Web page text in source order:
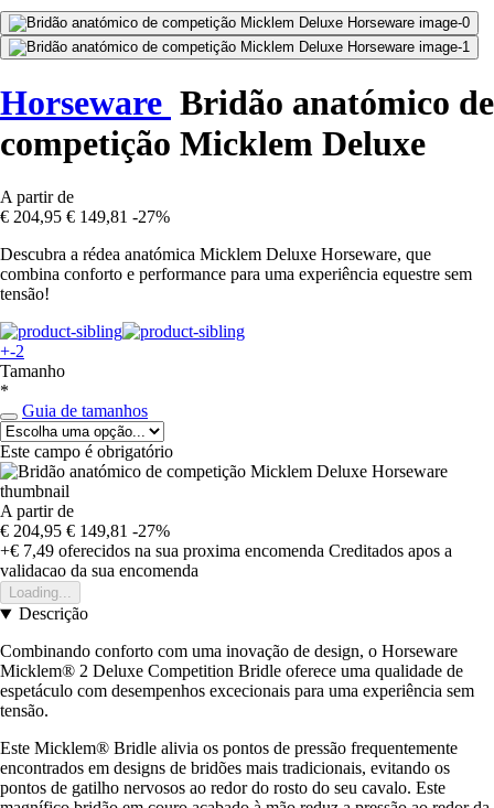
Horseware Bridão anatómico de
competição Micklem Deluxe
A partir de
€ 204,95 € 149,81 -27%
Descubra a rédea anatómica Micklem Deluxe Horseware, que
combina conforto e performance para uma experiência equestre sem
tensão!
+-2
Tamanho
*
Guia de tamanhos
Este campo é obrigatório
A partir de
€ 204,95 € 149,81 -27%
+€ 7,49 oferecidos na sua proxima encomenda Creditados apos a
validacao da sua encomenda
Loading...
Descrição
Combinando conforto com uma inovação de design, o Horseware
Micklem® 2 Deluxe Competition Bridle oferece uma qualidade de
espetáculo com desempenhos excecionais para uma experiência sem
tensão.
Este Micklem® Bridle alivia os pontos de pressão frequentemente
encontrados em designs de bridões mais tradicionais, evitando os
pontos de gatilho nervosos ao redor do rosto do seu cavalo. Este